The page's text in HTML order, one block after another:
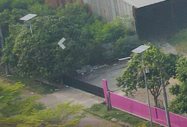
Previous